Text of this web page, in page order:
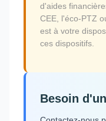
d'aides
CEE, l'éco-PTZ
est à votre
ces dispositifs.
Besoin